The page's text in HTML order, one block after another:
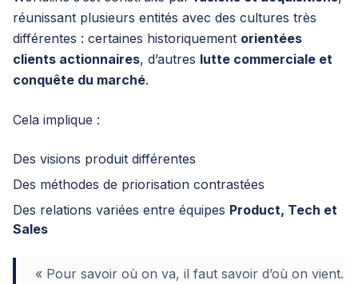
réunissant plusieurs entités avec des cultures très
différentes : certaines historiquement orientées
clients actionnaires, d’autres lutte commerciale et
conquête du marché.
Cela implique :
Des visions produit différentes
Des méthodes de priorisation contrastées
Des relations variées entre équipes Product, Tech et
Sales
« Pour savoir où on va, il faut savoir d’où on vient.